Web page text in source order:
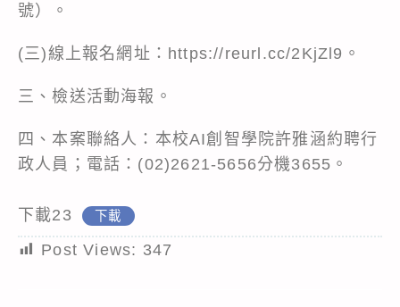
號）。
(三)線上報名網址：https://reurl.cc/2KjZl9。
三、檢送活動海報。
四、本案聯絡人：本校AI創智學院許雅涵約聘行
政人員；電話：(02)2621-5656分機3655。
下載23 下載
Post Views: 347